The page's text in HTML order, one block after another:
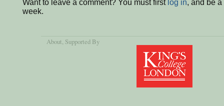
Want to leave a comment? You must first log in, and be
week.
About, Supported By